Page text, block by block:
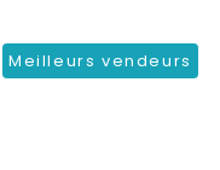
Meilleurs vendeurs